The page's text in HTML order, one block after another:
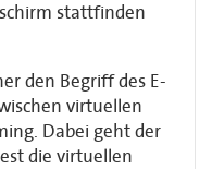
stattfinden
den Begriff des E-
virtuellen
Dabei geht der
die virtuellen